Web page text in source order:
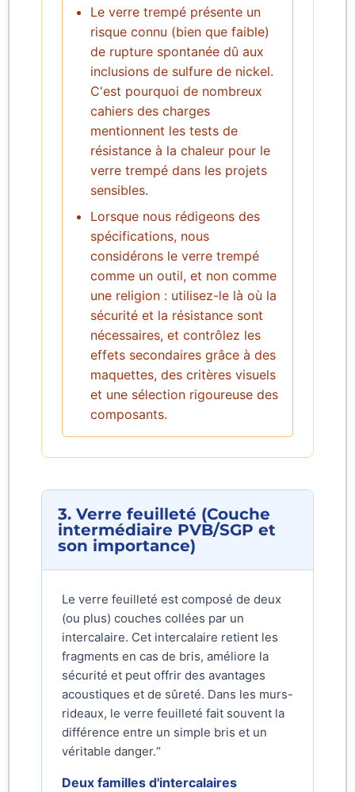
Le verre trempé présente un
risque connu (bien que faible)
de rupture spontanée dû aux
inclusions de sulfure de nickel.
C'est pourquoi de nombreux
cahiers des charges
mentionnent les tests de
résistance à la chaleur pour le
verre trempé dans les projets
sensibles.
Lorsque nous rédigeons des
spécifications, nous
considérons le verre trempé
comme un outil, et non comme
une religion : utilisez-le là où la
sécurité et la résistance sont
nécessaires, et contrôlez les
effets secondaires grâce à des
maquettes, des critères visuels
et une sélection rigoureuse des
composants.
3. Verre feuilleté (Couche
intermédiaire PVB/SGP et
son importance)
Le verre feuilleté est composé de deux
(ou plus) couches collées par un
intercalaire. Cet intercalaire retient les
fragments en cas de bris, améliore la
sécurité et peut offrir des avantages
acoustiques et de sûreté. Dans les murs-
rideaux, le verre feuilleté fait souvent la
différence entre un simple bris et un
véritable danger.“
Deux familles d'intercalaires